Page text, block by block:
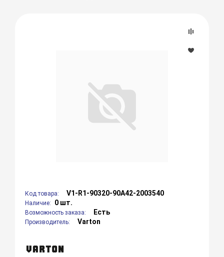
Код товара: V1-R1-90320-90A42-2003540
Наличие: 0 шт.
Возможность заказа: Есть
Производитель: Varton